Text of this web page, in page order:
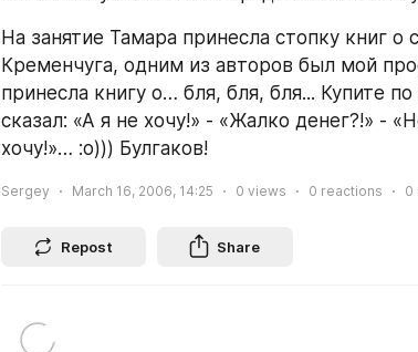
На занятие Тамара принесла стопку книг
Кременчуга, одним из авторов был мой
принесла книгу о… бля, бля, бля... Купите
сказал: «А я не хочу!» - «Жалко денег?!» -
хочу!»… :о))) Булгаков!
Sergey March 16, 2006, 14:25 0 views 0 reactions 0
Repost Share